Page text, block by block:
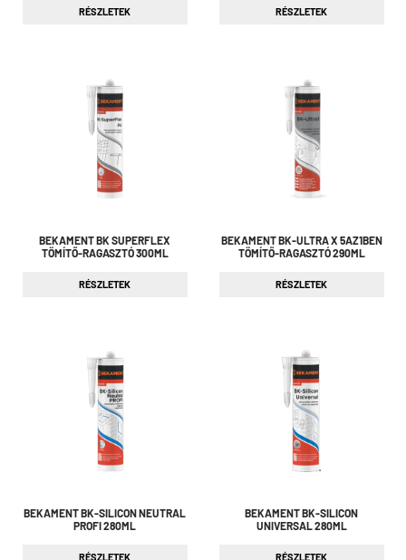
RÉSZLETEK RÉSZLETEK
BEKAMENT BK SUPERFLEX
TÖMÍTŐ-RAGASZTÓ 300ML
RÉSZLETEK
BEKAMENT BK-ULTRA X 5AZ1BEN
TÖMÍTŐ-RAGASZTÓ 290ML
RÉSZLETEK
BEKAMENT BK-SILICON NEUTRAL
PROFI 280ML
RÉSZLETEK
BEKAMENT BK-SILICON
UNIVERSAL 280ML
RÉSZLETEK